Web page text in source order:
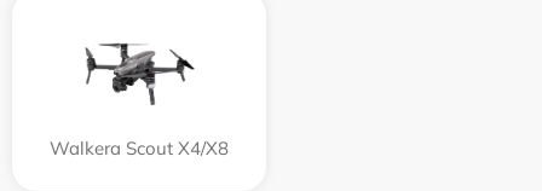
Walkera Scout X4/X8